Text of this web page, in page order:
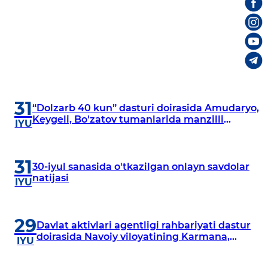
31
IYU
“Dolzarb 40 kun” dasturi doirasida Amudaryo,
Keygeli, Bo'zatov tumanlarida manzilli
31
IYU
30-iyul sanasida o'tkazilgan onlayn savdolar
natijasi
29
IYU
Davlat aktivlari agentligi rahbariyati dastur
doirasida Navoiy viloyatining Karmana,